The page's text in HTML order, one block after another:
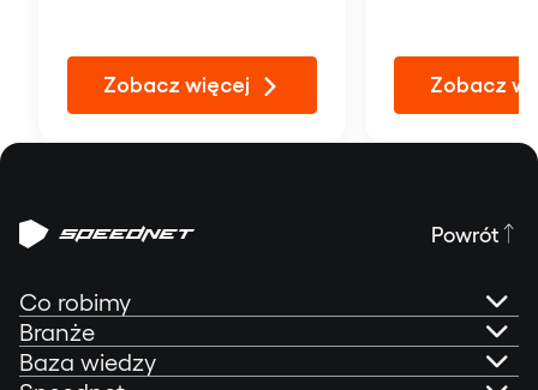
Zobacz więcej Zobacz
Powrót
Co robimy
AI Governance
Branże
Baza wiedzy